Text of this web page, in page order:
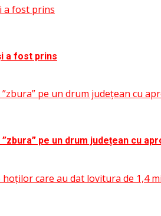
a fost prins
a fost prins
pe un drum județean cu
pe un drum județean cu
care au dat lovitura de 1,4